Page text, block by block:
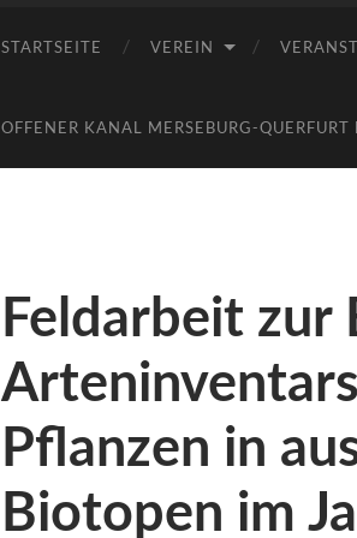
STARTSEITE VEREIN
OFFENER KANAL MERSEBURG-QUERFURT
Feldarbeit zur
Pflanzen in
Biotopen im